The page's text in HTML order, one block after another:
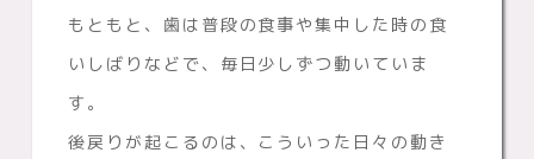
もともと、歯は普段の食事や集中した時の食
いしばりなどで、毎日少しずつ動いていま
す。
後戻りが起こるのは、こういった日々の動き